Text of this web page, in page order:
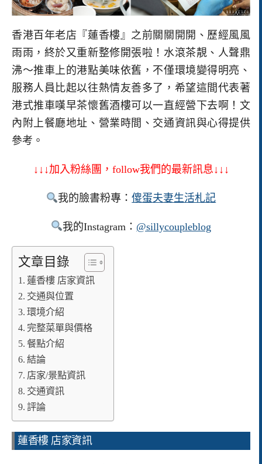
香港百年老店『蓮香樓』之前關關開開、歷經風風
雨雨，終於又重新整修開張啦！水滾茶靚、人聲鼎
沸～推車上的港點美味依舊，不僅環境變得明亮、
服務人員比起以往熱情友善多了，希望這間代表著
港式推車嘆早茶懷舊酒樓可以一直經營下去啊！文
內附上餐廳地址、營業時間、交通資訊與心得提供
參考。
↓↓↓加入粉絲團，follow我們的最新訊息↓↓↓
我的臉書粉專：傻蛋夫妻生活札記
我的Instagram： @sillycoupleblog
文章目錄
蓮香樓 店家資訊
交通與位置
環境介紹
完整菜單與價格
餐點介紹
結論
店家/景點資訊
交通資訊
評論
蓮香樓 店家資訊